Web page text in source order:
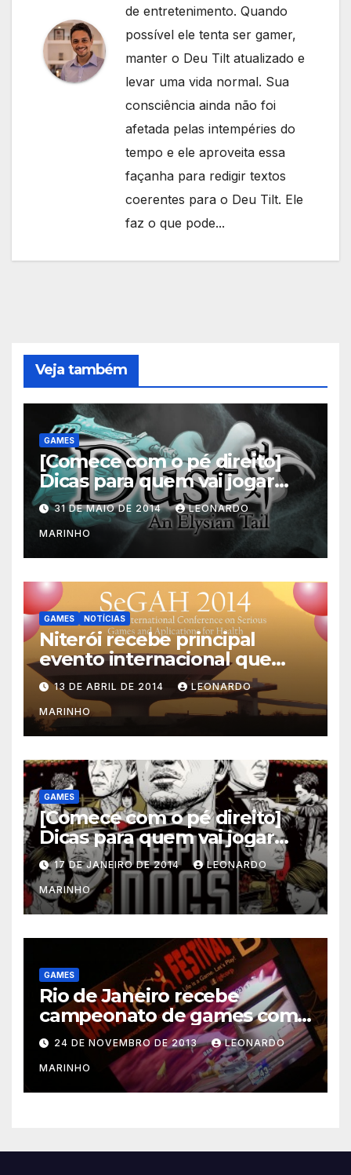
de entretenimento. Quando
possível ele tenta ser gamer,
manter o Deu Tilt atualizado e
levar uma vida normal. Sua
consciência ainda não foi
afetada pelas intempéries do
tempo e ele aproveita essa
façanha para redigir textos
coerentes para o Deu Tilt. Ele
faz o que pode...
Veja também
GAMES
[Comece com o pé direito]
Dicas para quem vai jogar
Dust: An Elysian Tail
31 DE MAIO DE 2014 LEONARDO
MARINHO
GAMES NOTÍCIAS
Niterói recebe principal
evento internacional que
mescla saúde e jogos
13 DE ABRIL DE 2014 LEONARDO
MARINHO
GAMES
[Comece com o pé direito]
Dicas para quem vai jogar
Sleeping Dogs
17 DE JANEIRO DE 2014 LEONARDO
MARINHO
GAMES
Rio de Janeiro recebe
campeonato de games com
prêmios em dinheiro
24 DE NOVEMBRO DE 2013 LEONARDO
MARINHO